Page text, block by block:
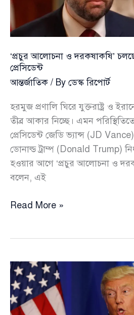
হুঁশিয়ারি
‘প্রচুর আলোচনা ও দরকষাকষি’
প্রেসিডেন্ট
আন্তর্জাতিক / By ডেস্ক রিপোর্ট
হরমুজ প্রণালি ঘিরে যুক্তরাষ্ট্র ও
তীব্র আকার নিচ্ছে। এমন
প্রেসিডেন্ট জেডি ভ্যান্স (JD Vance)
ডোনাল্ড ট্রাম্প (Donald Trump)
হওয়ার আগে ‘প্রচুর আলোচনা ও
বলেন, এই
‘প্রচুর
চলছে:
মার্কিন
ভাইস
প্রেসিডেন্ট
Read More »